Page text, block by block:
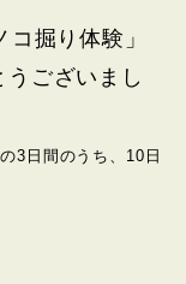
掘り体験」
ございまし
3日間のうち、10日